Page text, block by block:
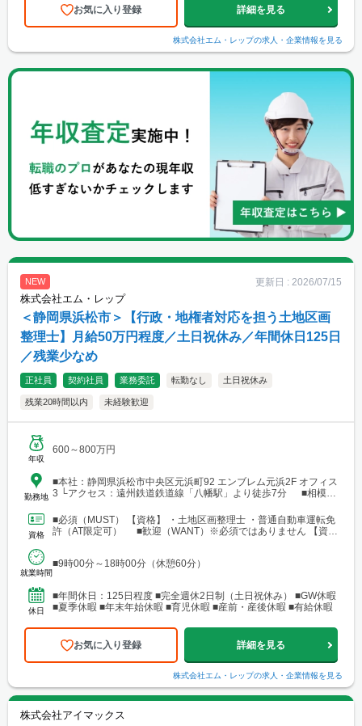
お気に入り登録 詳細を見る
株式会社エム・レップの求人・企業情報を見る
NEW 更新日 : 2026/07/15
株式会社エム・レップ
＜静岡県浜松市＞【行政・地権者対応を担う土地区画
整理士】月給50万円程度／土日祝休み／年間休日125日
／残業少なめ
正社員 契約社員 業務委託 転勤なし 土日祝休み
残業20時間以内 未経験歓迎
年収
600～800万円
勤務地
■本社：静岡県浜松市中央区元浜町92 エンブレム元浜2F オフィス
3 └アクセス：遠州鉄道鉄道線「八幡駅」より徒歩7分 ■相模原
「橋本駅」よりバス25分
資格
■必須（MUST） 【資格】 ・土地区画整理士 ・普通自動車運転免
許（AT限定可） ■歓迎（WANT）※必須ではありません 【資
就業時間
■9時00分～18時00分（休憩60分）
休日
■年間休日：125日程度 ■完全週休2日制（土日祝休み） ■GW休暇
■夏季休暇 ■年末年始休暇 ■育児休暇 ■産前・産後休暇 ■有給休暇
お気に入り登録 詳細を見る
株式会社エム・レップの求人・企業情報を見る
株式会社アイマックス